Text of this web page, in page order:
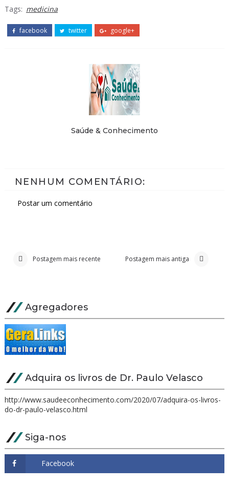
Tags: medicina
facebook twitter google+
Saúde & Conhecimento
NENHUM COMENTÁRIO:
Postar um comentário
Postagem mais recente Postagem mais antiga
Agregadores
Adquira os livros de Dr. Paulo Velasco
http://www.saudeeconhecimento.com/2020/07/adquira-os-livros-
do-dr-paulo-velasco.html
Siga-nos